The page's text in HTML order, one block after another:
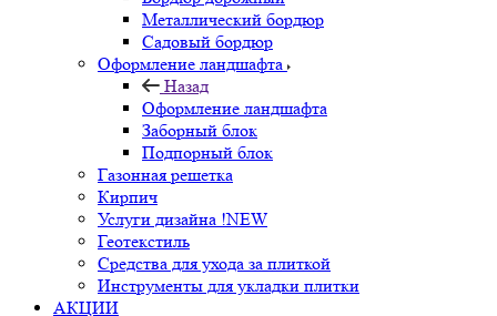
Металлический бордюр
Садовый бордюр
Оформление ландшафта
Назад
Оформление ландшафта
Заборный блок
Подпорный блок
Газонная решетка
Кирпич
Услуги дизайна !NEW
Геотекстиль
Средства для ухода за плиткой
Инструменты для укладки плитки
АКЦИИ